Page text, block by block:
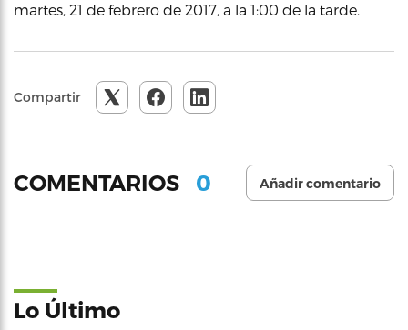
martes, 21 de febrero de 2017, a la 1:00 de la tarde.
Compartir
COMENTARIOS 0 Añadir comentario
Lo Último